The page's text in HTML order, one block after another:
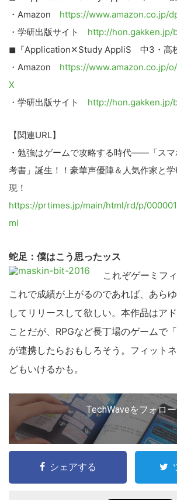
・Amazon https://www.amazon.co.jp/
・学研出版サイト http://hon.gakken.jp/
◼『Application✕Study AppliS 中3・高
・Amazon https://www.amazon.co.jp/
X
・学研出版サイト http://hon.gakken.jp/
【関連URL】
・勉強はゲームで攻略する時代――「スマ
考書」誕生！！豪華声優陣＆人気作家と
現！
https://prtimes.jp/main/html/rd/p/
ml
蛇足：僕はこう思ったッス
これぞゲーミフィ
これで成績が上がるのであれば、あら
してリリースして欲しい。本作品はア
ことだが、RPGなど長丁場のゲームで
が連携したらおもしろそう。フィット
どもいけるかも。
TechWaveをフォロー
シェアする
こ
の
サ
ト
を
検
索
す
る